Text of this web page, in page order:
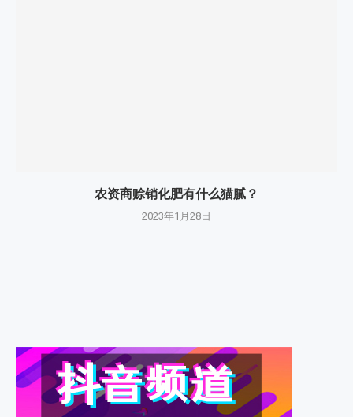
农资商赊销化肥有什么猫腻？
2023年1月28日